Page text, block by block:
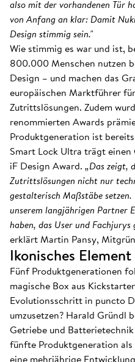
also mit der vorhandenen Tür
von Anfang an klar: Damit
Design stimmig sein."
Wie stimmig es war und ist,
800.000 Menschen nutzen
Design – und machen das
europäischen Marktführer
Zutrittslösungen. Zudem
renommierten Awards
Produktgeneration ist
Smart Lock Ultra trägt
iF Design Award. „Das zeigt,
Zutrittslösungen nicht nur
gestalterisch Maßstäbe
unserem langjährigen Partner
haben, das User und
erklärt Martin Pansy,
Ikonisches Element
Fünf Produktgenerationen
magische Box aus
Evolutionsschritt in puncto
umzusetzen? Harald Gründl
Getriebe und
fünfte Produktgeneration
eine mehrjährige